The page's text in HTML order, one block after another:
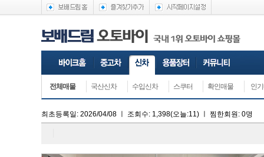
전체매물 국산신차 수입신차 스쿠터 확인매물 인
최초등록일: 2026/04/08 조회수: 1,398(오늘:11) 찜한회원: 0명